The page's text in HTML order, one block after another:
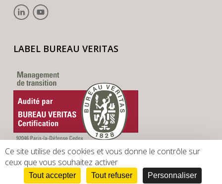
LABEL BUREAU VERITAS
Ce site utilise des cookies et vous donne le contrôle sur
ceux que vous souhaitez activer
Tout accepter Tout refuser Personnaliser